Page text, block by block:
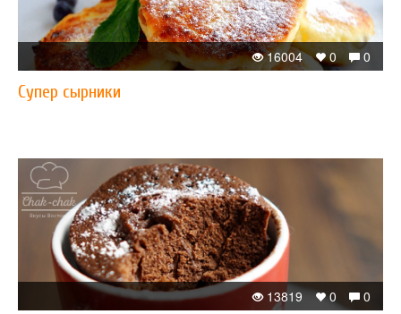
0
0
16004
Супер сырники
0
0
13819